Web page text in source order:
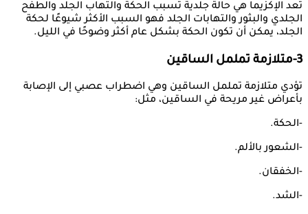
تعد الإكزيما هي حالة جلدية تسبب الحكة والتهاب الجلد والطفح
الجلدي والبثور والتهابات الجلد فهو السبب الأكثر شيوعًا لحكة
الجلد، يمكن أن تكون الحكة بشكل عام أكثر وضوحًا في الليل.
3-متلازمة تململ الساقين
تؤدي متلازمة تململ الساقين وهي اضطراب عصبي إلى الإصابة
بأعراض غير مريحة في الساقين، مثل:
-الحكة.
-الشعور بالألم.
-الخفقان.
-الشد.